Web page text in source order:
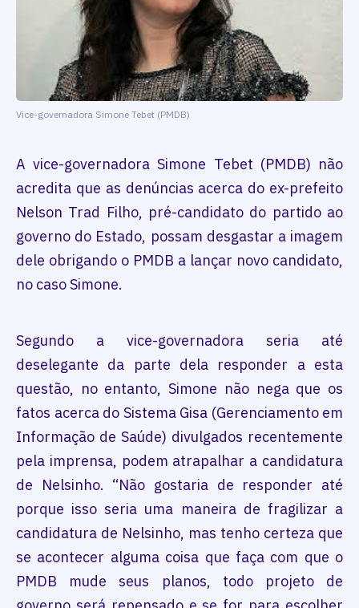
Vice-governadora Simone Tebet (PMDB)
A vice-governadora Simone Tebet (PMDB) não
acredita que as denúncias acerca do ex-prefeito
Nelson Trad Filho, pré-candidato do partido ao
governo do Estado, possam desgastar a imagem
dele obrigando o PMDB a lançar novo candidato,
no caso Simone.
Segundo a vice-governadora seria até
deselegante da parte dela responder a esta
questão, no entanto, Simone não nega que os
fatos acerca do Sistema Gisa (Gerenciamento em
Informação de Saúde) divulgados recentemente
pela imprensa, podem atrapalhar a candidatura
de Nelsinho. “Não gostaria de responder até
porque isso seria uma maneira de fragilizar a
candidatura de Nelsinho, mas tenho certeza que
se acontecer alguma coisa que faça com que o
PMDB mude seus planos, todo projeto de